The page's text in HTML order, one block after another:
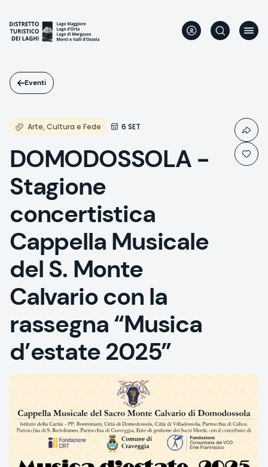
contenuto
principale
Eventi
Arte, Cultura e Fede 6 SET
DOMODOSSOLA -
Stagione
concertistica
Cappella Musicale
del S. Monte
Calvario con la
rassegna “Musica
d’estate 2025”